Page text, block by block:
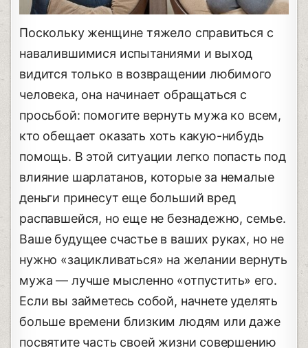
Поскольку женщине тяжело справиться с
навалившимися испытаниями и выход
видится только в возвращении любимого
человека, она начинает обращаться с
просьбой: помогите вернуть мужа ко всем,
кто обещает оказать хоть какую-нибудь
помощь. В этой ситуации легко попасть под
влияние шарлатанов, которые за немалые
деньги принесут еще больший вред
распавшейся, но еще не безнадежно, семье.
Ваше будущее счастье в ваших руках, но не
нужно «зацикливаться» на желании вернуть
мужа — лучше мысленно «отпустить» его.
Если вы займетесь собой, начнете уделять
больше времени близким людям или даже
посвятите часть своей жизни совершению